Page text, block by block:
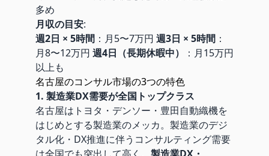
多め
月収の目安:
週2日 × 5時間 ：月5〜7万円 週3日 × 5時間 ：
月8〜12万円 週4日（長期休暇中）
：月15万円
以上も
名古屋のコンサル市場の3つの特色
1. 製造業DX需要が全国トップクラス
名古屋はトヨタ・デンソー・豊田自動織機を
はじめとする製造業のメッカ。製造業のデジ
タル化・DX推進に伴うコンサルティング需要